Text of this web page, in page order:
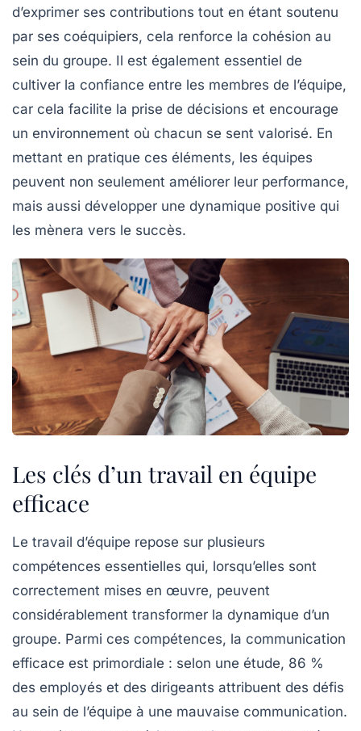
d’exprimer ses contributions tout en étant soutenu
par ses coéquipiers, cela renforce la cohésion au
sein du groupe. Il est également essentiel de
cultiver la confiance entre les membres de l’équipe,
car cela facilite la prise de décisions et encourage
un environnement où chacun se sent valorisé. En
mettant en pratique ces éléments, les équipes
peuvent non seulement améliorer leur performance,
mais aussi développer une dynamique positive qui
les mènera vers le succès.
Les clés d’un travail en équipe
efficace
Le travail d’équipe repose sur plusieurs
compétences essentielles qui, lorsqu’elles sont
correctement mises en œuvre, peuvent
considérablement transformer la dynamique d’un
groupe. Parmi ces compétences, la communication
efficace est primordiale : selon une étude, 86 %
des employés et des dirigeants attribuent des défis
au sein de l’équipe à une mauvaise communication.